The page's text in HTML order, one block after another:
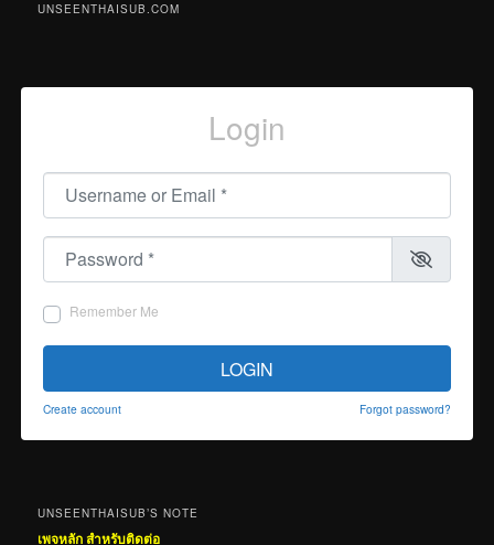
UNSEENTHAISUB.COM
Login
Username or Email
Password
Remember Me
LOGIN
Create account Forgot password?
UNSEENTHAISUB’S NOTE
เพจหลัก สำหรับติดต่อ